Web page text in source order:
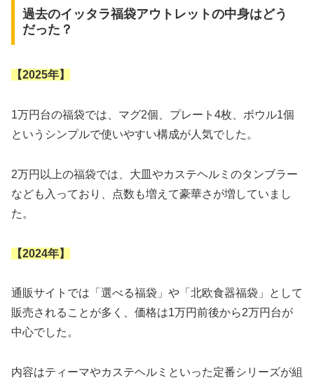
過去のイッタラ福袋アウトレットの中身はどう
だった？
【2025年】
1万円台の福袋では、マグ2個、プレート4枚、ボウル1個
というシンプルで使いやすい構成が人気でした。
2万円以上の福袋では、大皿やカステヘルミのタンブラー
なども入っており、点数も増えて豪華さが増していまし
た。
【2024年】
通販サイトでは「選べる福袋」や「北欧食器福袋」として
販売されることが多く、価格は1万円前後から2万円台が
中心でした。
内容はティーマやカステヘルミといった定番シリーズが組